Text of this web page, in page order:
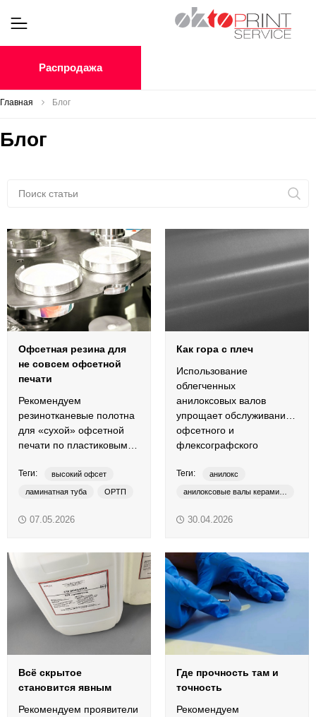
Распродажа
Главная Блог
Блог
Офсетная резина для
не совсем офсетной
печати
Рекомендуем
резинотканевые полотна
для «сухой» офсетной
печати по пластиковым
Теги: высокий офсет
ламинатная туба ОРТП
сухой офсет
07.05.2026
Как гора с плеч
Использование
облегченных
анилоксовых валов
упрощает обслуживание
офсетного и
флексографского
Теги: анилокс
30.04.2026
Всё скрытое
становится явным
Рекомендуем проявители
Где прочность там и
точность
Рекомендуем